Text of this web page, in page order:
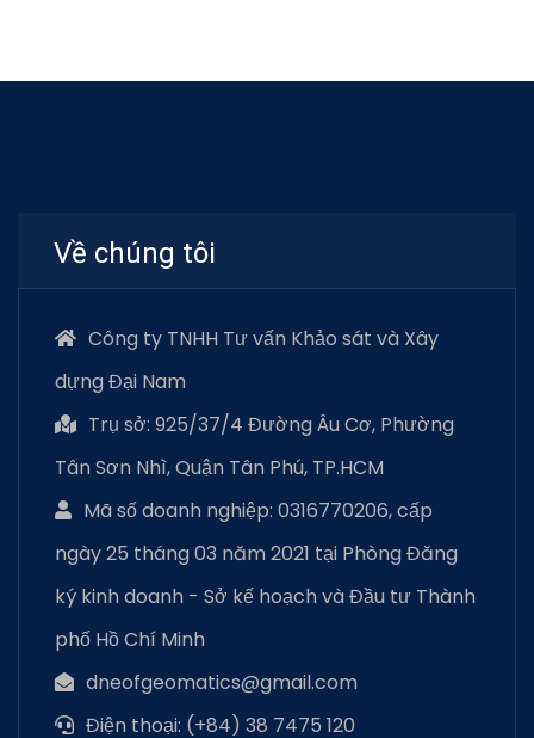
Về chúng tôi
Công ty TNHH Tư vấn Khảo sát và Xây
dựng Đại Nam
Trụ sở: 925/37/4 Đường Âu Cơ, Phường
Tân Sơn Nhì, Quận Tân Phú, TP.HCM
Mã số doanh nghiệp: 0316770206, cấp
ngày 25 tháng 03 năm 2021 tại Phòng Đăng
ký kinh doanh - Sở kế hoạch và Đầu tư Thành
phố Hồ Chí Minh
dneofgeomatics@gmail.com
Điện thoại: (+84) 38 7475 120